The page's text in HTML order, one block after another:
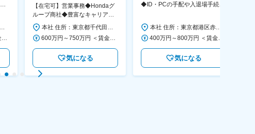
【在宅可】営業事務◆Hondaグ
ループ商社◆豊富なキャリアパ
ス◆残業20H程/年休121日/転勤
なし
気になる
◆ID・PCの手配や入退場手続き
気になる